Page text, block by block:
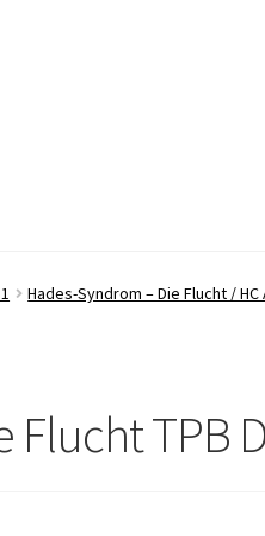
Hades-Syndrom – Die Flucht /
TPB